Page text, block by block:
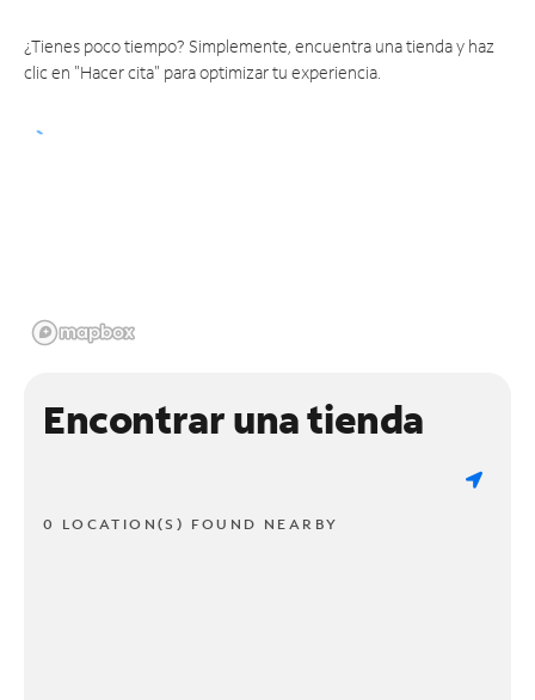
¿Tienes poco tiempo? Simplemente, encuentra una tienda y haz
clic en "Hacer cita" para optimizar tu experiencia.
Encontrar una tienda
0 LOCATION(S) FOUND NEARBY